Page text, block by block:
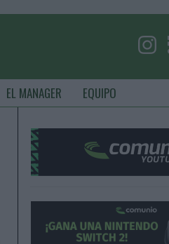
EL MANAGER EQUIPO